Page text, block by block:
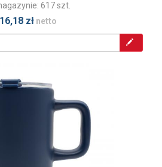
617 szt.
16,18 zł netto